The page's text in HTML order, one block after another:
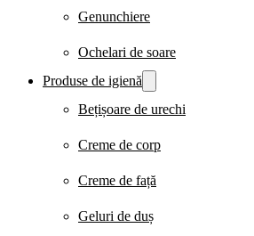
Genunchiere
Ochelari de soare
Produse de igienă
Bețișoare de urechi
Creme de corp
Creme de față
Geluri de duș